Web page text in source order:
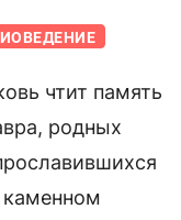
чтит память
родных
каменном